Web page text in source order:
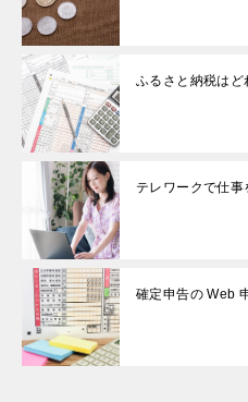
ふるさと納税は
テレワークで仕
確定申告の Web